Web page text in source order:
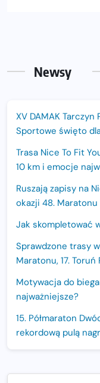
Newsy
XV DAMAK Tarczyn
Sportowe święto
Trasa Nice To Fit
10 km i emocje
Ruszają zapisy na
okazji 48.
Jak skompletować
Sprawdzone trasy
Maratonu, 17.
Motywacja do
najważniejsze?
15. Półmaraton
rekordową pulą